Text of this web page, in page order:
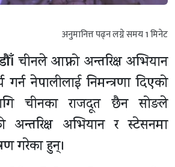
अनुमानित्त पढ्न लग्ने समय1मिनेट
चीनले आफ्नो अन्तरिक्ष अभियान
नेपालीलाई निमन्त्रणा दिएको
चीनका राजदूत छैन सोङले
अन्तरिक्ष अभियान र स्टेसनमा
गरेका हुन्।